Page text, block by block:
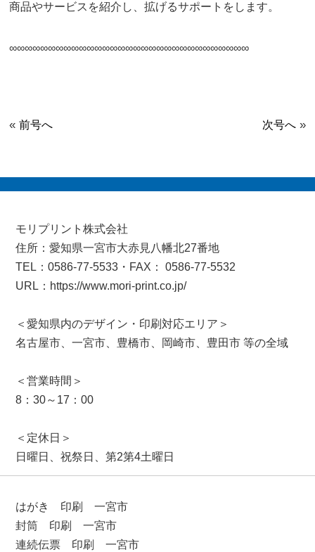
商品やサービスを紹介し、拡げるサポートをします。
∞∞∞∞∞∞∞∞∞∞∞∞∞∞∞∞∞∞∞∞∞∞∞∞∞∞∞∞∞∞∞
«前号へ 次号へ»
はがき 印刷 一宮市
封筒 印刷 一宮市
連続伝票 印刷 一宮市
モリプリント株式会社
住所：愛知県一宮市大赤見八幡北27番地
TEL：0586-77-5533・FAX： 0586-77-5532
URL：https://www.mori-print.co.jp/
＜愛知県内のデザイン・印刷対応エリア＞
名古屋市、一宮市、豊橋市、岡崎市、豊田市 等の全域
＜営業時間＞
8：30～17：00
＜定休日＞
日曜日、祝祭日、第2第4土曜日